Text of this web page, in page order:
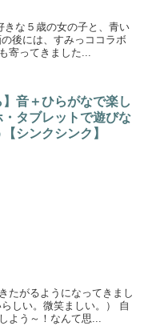
きな５歳の女の子と、青い
後には、すみっココラボ
寄ってきました...
】音＋ひらがなで楽し
・タブレットで遊びな
シンクシンク】
たがるようになってきまし
しい。微笑ましい。） 自
よう～！なんて思...